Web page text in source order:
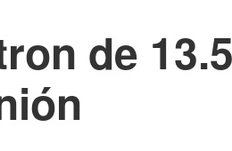
de 13.5